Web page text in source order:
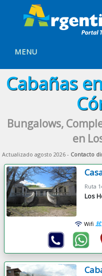
MENU
Cabañas
Bungalows,
en
Actualizado agosto 2026 - Contacto
Ruta
Los
Wifi